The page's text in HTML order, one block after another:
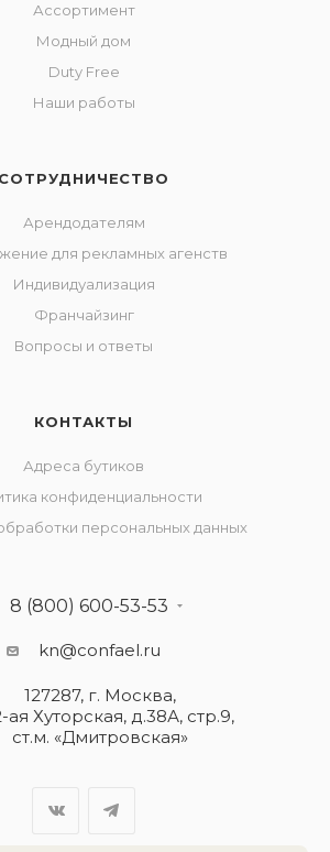
Ассортимент
Модный дом
Duty Free
Наши работы
СОТРУДНИЧЕСТВО
Арендодателям
для рекламных агенств
Индивидуализация
Франчайзинг
Вопросы и ответы
КОНТАКТЫ
Адреса бутиков
конфиденциальности
персональных данных
8 (800) 600-53-53
kn@confael.ru
127287, г. Москва,
ая Хуторская, д.38А, стр.9,
ст.м. «Дмитровская»